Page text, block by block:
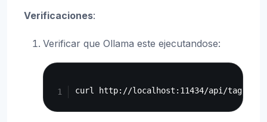
Verificaciones:
Verificar que Ollama este ejecutandose: